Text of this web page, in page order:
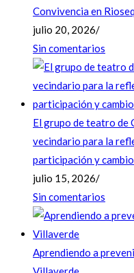
Convivencia en
julio 20, 2026/
Sin comentarios
El grupo de teatro de
vecindario para la
participación y
julio 15, 2026/
Sin comentarios
Aprendiendo a